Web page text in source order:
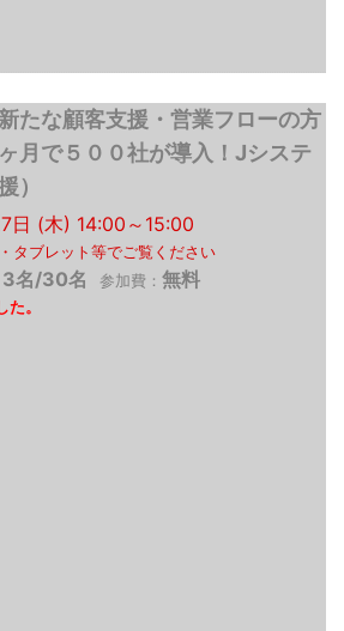
たな顧客支援・営業フローの方
月で５００社が導入！Jシステ
）
日 (木) 14:00～15:00
タブレット等でご覧ください
3名/30名 参加費： 無料